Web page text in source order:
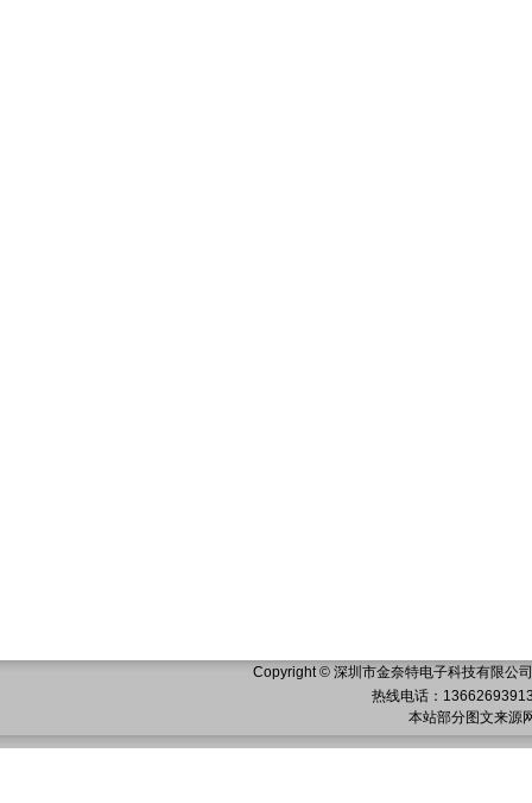
Copyright © 深圳市金奈特电子科技有限公
热线电话：
本站部分图文来源